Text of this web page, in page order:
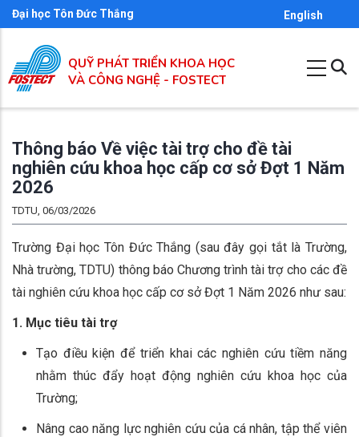
Nhảy
đến
dung
Đại học Tôn Đức Thắng English
QUỸ PHÁT TRIỂN KHOA HỌC
VÀ CÔNG NGHỆ - FOSTECT
Thông báo Về việc tài trợ cho đề tài
nghiên cứu khoa học cấp cơ sở Đợt 1 Năm
2026
TDTU, 06/03/2026
Trường Đại học Tôn Đức Thắng (sau đây gọi tắt là Trường,
Nhà trường, TDTU) thông báo Chương trình tài trợ cho các đề
tài nghiên cứu khoa học cấp cơ sở Đợt 1 Năm 2026 như sau:
1. Mục tiêu tài trợ
Tạo điều kiện để triển khai các nghiên cứu tiềm năng
nhằm thúc đẩy hoạt động nghiên cứu khoa học của
Trường;
Nâng cao năng lực nghiên cứu của cá nhân, tập thể viên